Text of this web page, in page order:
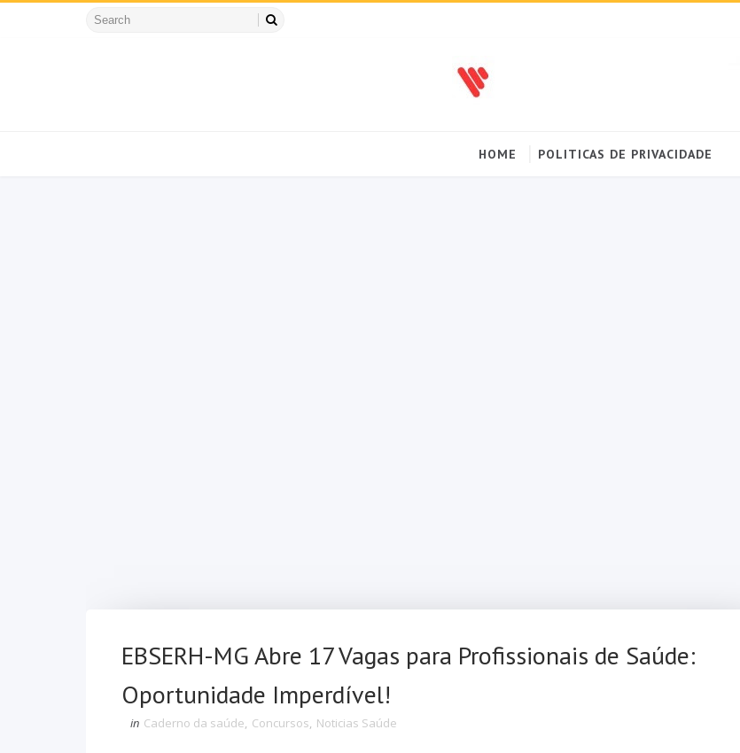
HOME POLITICAS DE PRIVACIDADE
EBSERH-MG Abre 17 Vagas para Profissionais de Saúde:
Oportunidade Imperdível!
in Caderno da saúde, Concursos, Noticias Saúde